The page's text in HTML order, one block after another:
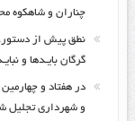
چناران و شاهکوه
نطق پیش از
گرگان بایـدها و
در هفتاد و
و شهرداری تجلیل